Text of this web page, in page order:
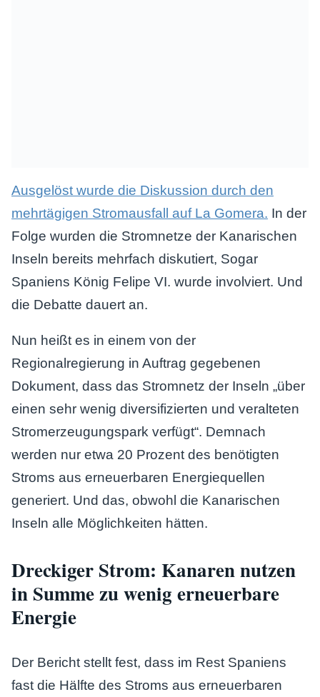
Ausgelöst wurde die Diskussion durch den
mehrtägigen Stromausfall auf La Gomera. In der
Folge wurden die Stromnetze der Kanarischen
Inseln bereits mehrfach diskutiert, Sogar
Spaniens König Felipe VI. wurde involviert. Und
die Debatte dauert an.
Nun heißt es in einem von der
Regionalregierung in Auftrag gegebenen
Dokument, dass das Stromnetz der Inseln „über
einen sehr wenig diversifizierten und veralteten
Stromerzeugungspark verfügt“. Demnach
werden nur etwa 20 Prozent des benötigten
Stroms aus erneuerbaren Energiequellen
generiert. Und das, obwohl die Kanarischen
Inseln alle Möglichkeiten hätten.
Dreckiger Strom: Kanaren nutzen
in Summe zu wenig erneuerbare
Energie
Der Bericht stellt fest, dass im Rest Spaniens
fast die Hälfte des Stroms aus erneuerbaren